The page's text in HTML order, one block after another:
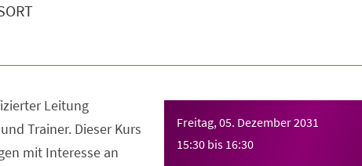
Freitag, 05. Dezember 2031
15:30 bis 16:30
Leitung
Trainer. Dieser Kurs
mit Interesse an